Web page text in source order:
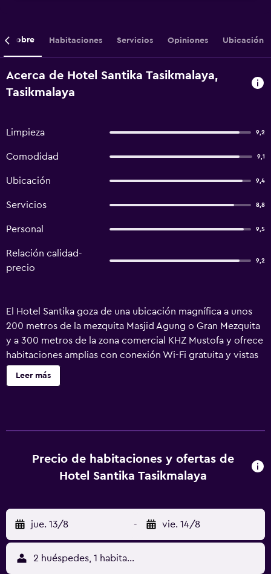
Sobre Habitaciones Servicios Opiniones Ubicación
Acerca de Hotel Santika Tasikmalaya,
Tasikmalaya
Limpieza 9,2
Comodidad 9,1
Ubicación 9,4
Servicios 8,8
Personal 9,5
Relación calidad-
precio
9,2
El Hotel Santika goza de una ubicación magnífica a unos
200 metros de la mezquita Masjid Agung o Gran Mezquita
y a 300 metros de la zona comercial KHZ Mustofa y ofrece
habitaciones amplias con conexión Wi-Fi gratuita y vistas
a la ciudad. Este hotel también alberga una piscina al aire
libre. El hotel está situado a 15 km del monte Galunggung
plana vía satélite, caja fuerte y escritorio. También constan
de zona de estar y baño privado. El restaurante Edelweiss
bebidas refrescantes.
Leer más
Precio de habitaciones y ofertas de
Hotel Santika Tasikmalaya
jue. 13/8 - vie. 14/8
2 huéspedes, 1 habitación